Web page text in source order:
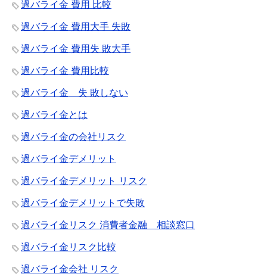
過バライ金 費用 比較
過バライ金 費用大手 失敗
過バライ金 費用失 敗大手
過バライ金 費用比較
過バライ金 失 敗しない
過バライ金とは
過バライ金の会社リスク
過バライ金デメリット
過バライ金デメリット リスク
過バライ金デメリットで失敗
過バライ金リスク 消費者金融 相談窓口
過バライ金リスク比較
過バライ金会社 リスク